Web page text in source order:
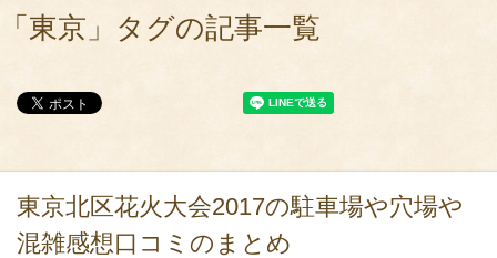
「東京」タグの記事一覧
東京北区花火大会2017の駐車場や穴場や
混雑感想口コミのまとめ